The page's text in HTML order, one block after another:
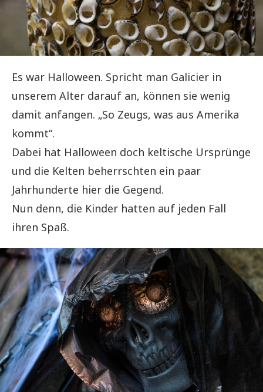
Es war Halloween. Spricht man Galicier in
unserem Alter darauf an, können sie wenig
damit anfangen. „So Zeugs, was aus Amerika
kommt“.
Dabei hat Halloween doch keltische Ursprünge
und die Kelten beherrschten ein paar
Jahrhunderte hier die Gegend.
Nun denn, die Kinder hatten auf jeden Fall
ihren Spaß.